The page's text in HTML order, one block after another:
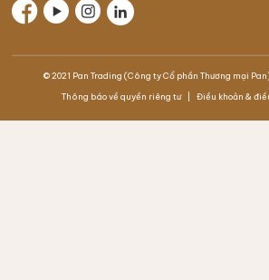
© 2021 Pan Trading (Công ty Cổ phần Thương mại
Thông báo về quyền riêng tư Điều khoản &